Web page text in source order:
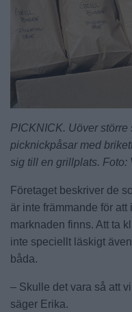
PICKNICK. Uöver
picknickpåsar med
sig till en grillplats. Foto:
Företaget beskriver de
är inte främmande för
marknaden finns. Att ta
inte speciellt läskigt
båda.
– Skulle det vara så att
säger Erika.